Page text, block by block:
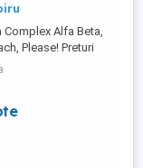
Alfa Beta,
Please! Preturi
lei pe noapte!! Cauți
festival sau
Închiriez
2 camere în Saturn
Henny Ignatie nr.
...